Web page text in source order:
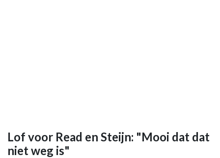
Lof voor Read en Steijn: "Mooi dat dat
niet weg is"